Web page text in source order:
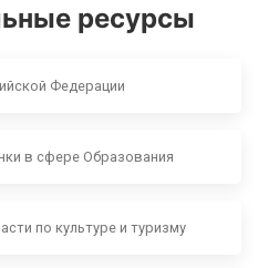
ресурсы
Федерации
в сфере Образования
по культуре и туризму